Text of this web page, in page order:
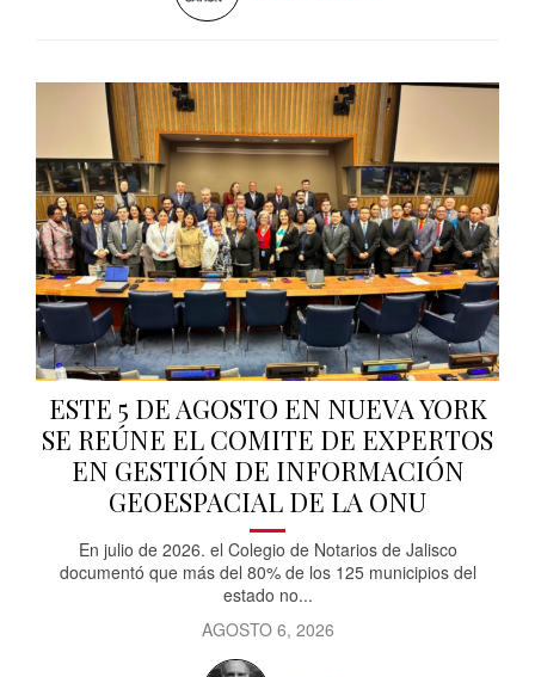
ESTE 5 DE AGOSTO EN NUEVA YORK
SE REÚNE EL COMITE DE EXPERTOS
EN GESTIÓN DE INFORMACIÓN
GEOESPACIAL DE LA ONU
En julio de 2026. el Colegio de Notarios de Jalisco
documentó que más del 80% de los 125 municipios del
estado no...
AGOSTO 6, 2026